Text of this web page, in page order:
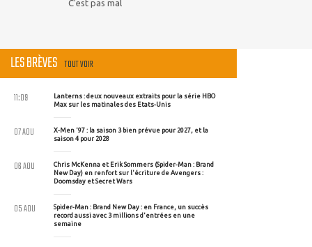
C'est pas mal
LES BRÈVES TOUT VOIR
Lanterns : deux nouveaux extraits pour la série HBO
Max sur les matinales des Etats-Unis
11:09
X-Men '97 : la saison 3 bien prévue pour 2027, et la
saison 4 pour 2028
07 AOU
Chris McKenna et Erik Sommers (Spider-Man : Brand
New Day) en renfort sur l'écriture de Avengers :
Doomsday et Secret Wars
06 AOU
Spider-Man : Brand New Day : en France, un succès
record aussi avec 3 millions d'entrées en une
semaine
05 AOU